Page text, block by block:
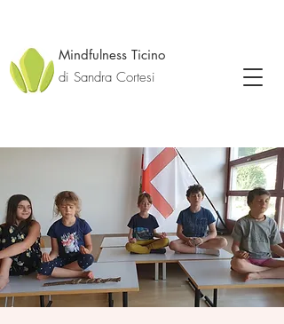
Mindfulness Ticino
di Sandra Cortesi